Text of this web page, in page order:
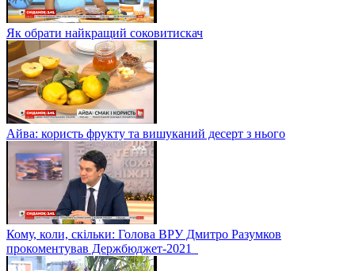
Як обрати найкращий соковитискач
Айва: користь фрукту та вишуканий десерт з нього
Кому, коли, скільки: Голова ВРУ Дмитро Разумков
прокоментував Держбюджет-2021